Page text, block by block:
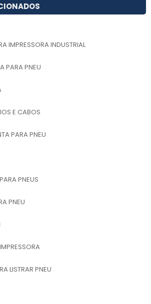
IMPRESSORA INDUSTRIAL
PARA PNEU
E CABOS
PARA PNEU
PNEUS
PNEU
LISTRAR PNEU